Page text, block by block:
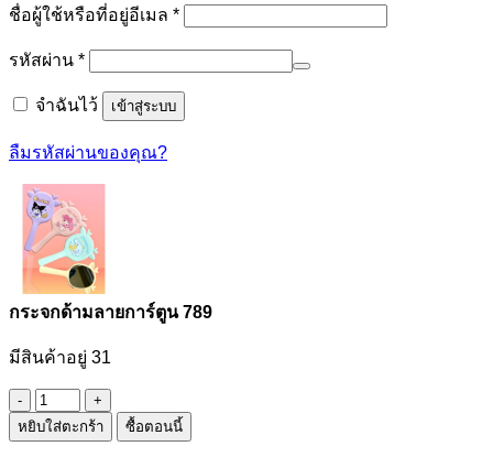
ชื่อผู้ใช้หรือที่อยู่อีเมล *ต้องการ
รหัสผ่าน *ต้องการ
จำฉันไว้ เข้าสู่ระบบ
ลืมรหัสผ่านของคุณ?
กระจกด้ามลายการ์ตูน 789
มีสินค้าอยู่ 31
จำนวน
กระจก
หยิบใส่ตะกร้า ซื้อตอนนี้